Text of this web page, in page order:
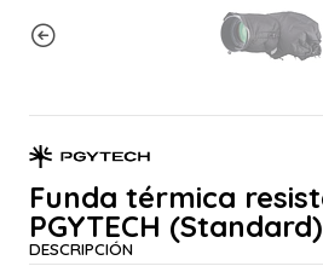
Funda térmica
PGYTECH (Standard)
DESCRIPCIÓN